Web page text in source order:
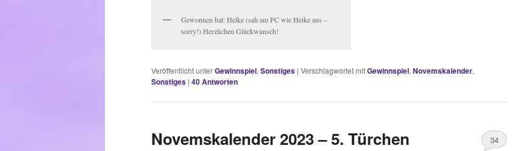
Gewonnen hat: Helke (sah am PC wie Heike aus –
sorry!) Herzlichen Glückwunsch!
Veröffentlicht unterGewinnspiel, Sonstiges | Verschlagwortet mitGewinnspiel, Novemskalender,
Sonstiges | 40Antworten
Novemskalender 2023 – 5. Türchen 34